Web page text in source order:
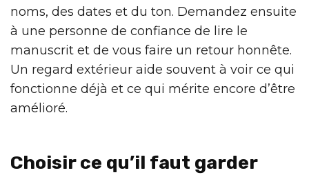
noms, des dates et du ton. Demandez ensuite
à une personne de confiance de lire le
manuscrit et de vous faire un retour honnête.
Un regard extérieur aide souvent à voir ce qui
fonctionne déjà et ce qui mérite encore d’être
amélioré.
Choisir ce qu’il faut garder